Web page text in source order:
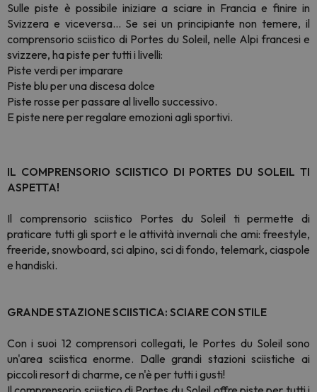
Sulle piste è possibile iniziare a sciare in Francia e finire in
Svizzera e viceversa... Se sei un principiante non temere, il
comprensorio sciistico di Portes du Soleil, nelle Alpi francesi e
svizzere, ha piste per tutti i livelli:
Piste verdi per imparare
Piste blu per una discesa dolce
Piste rosse per passare al livello successivo.
E piste nere per regalare emozioni agli sportivi.
IL COMPRENSORIO SCIISTICO DI PORTES DU SOLEIL TI
ASPETTA!
Il comprensorio sciistico Portes du Soleil ti permette di
praticare tutti gli sport e le attività invernali che ami: freestyle,
freeride, snowboard, sci alpino, sci di fondo, telemark, ciaspole
e handiski.
GRANDE STAZIONE SCIISTICA: SCIARE CON STILE
Con i suoi 12 comprensori collegati, le Portes du Soleil sono
un'area sciistica enorme. Dalle grandi stazioni sciistiche ai
piccoli resort di charme, ce n'è per tutti i gusti!